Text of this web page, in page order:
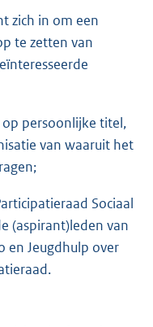
zich in om een
te zetten van
persoonlijke titel,
van waaruit het
Sociaal
(aspirant)leden van
en Jeugdhulp over